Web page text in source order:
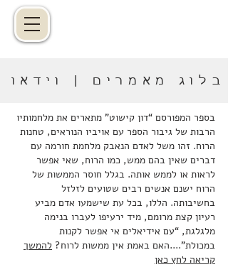
בלוג מאמרים | וידאו
בספר המפורסם “דון קישוט” מתארים את מלחמותיו
הרבות של גיבור הספר עם אויביו הנוראים, טחנות
הרוח. זהו משל לאדם הנאבק מלחמת חורמה עם
דברים שאין בהם ממש, כמו הרוח, שאי אפשר
לראות או לממש אותה. בגלל חוסר הממשות של
הרוח ישנם אנשים רבים שטועים לזלזל
בחשיבותה. הללו, בכל עת שישמעו אדם מביע
רעיון קצת מרומם, מיד ירעיפו לעברו בנימה
מלגלגת, “עם אידיאלים אי אפשר לקנות
במכולת”....האם באמת אין ממשות לרוח? להמשך
קריאה לחץ כאן